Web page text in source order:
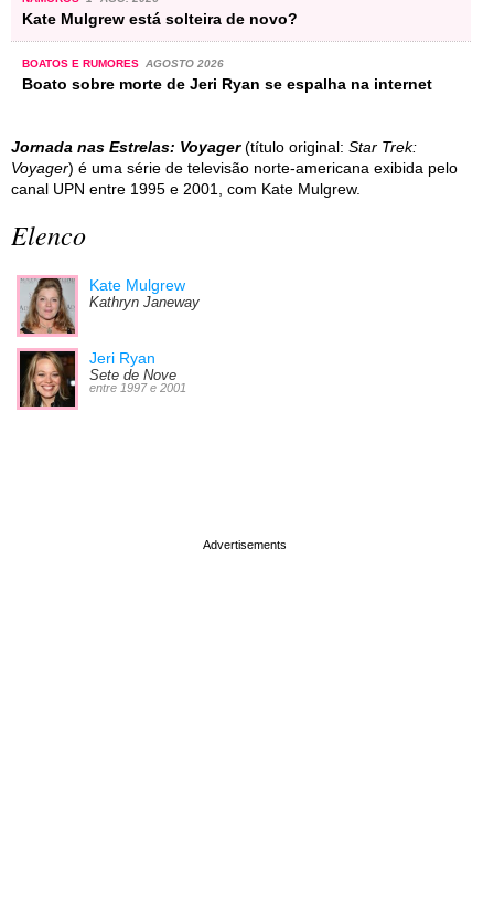
Kate Mulgrew está solteira de novo?
BOATOS E RUMORES AGOSTO 2026
Boato sobre morte de Jeri Ryan se espalha na internet
Jornada nas Estrelas: Voyager(título original: Star Trek:
Voyager) é uma série de televisão norte-americana exibida pelo
canal UPN entre 1995 e 2001, com Kate Mulgrew.
Elenco
Kate Mulgrew
Kathryn Janeway
Jeri Ryan
Sete de Nove
entre 1997 e 2001